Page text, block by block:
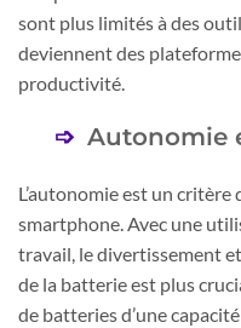
sont plus limités à des
deviennent des
productivité.
Autonomie
L’autonomie est un critère
smartphone. Avec une
travail, le divertissement
de la batterie est plus
de batteries d’une